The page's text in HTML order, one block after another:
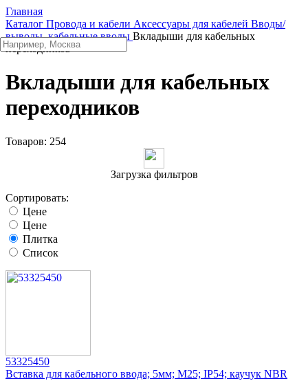
Главная
Каталог Провода и кабели Аксессуары для кабелей Вводы/
выводы, кабельные вводы Вкладыши для кабельных
переходников
Вкладыши для кабельных
переходников
Товаров: 254
Загрузка фильтров
Сортировать:
Цене
Цене
Плитка
Список
53325450
Вставка для кабельного ввода; 5мм; M25; IP54; каучук NBR